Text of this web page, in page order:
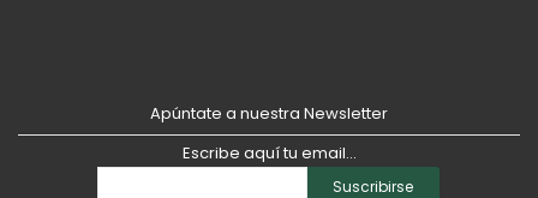
Apúntate a nuestra Newsletter
Escribe aquí tu email...
Suscribirse